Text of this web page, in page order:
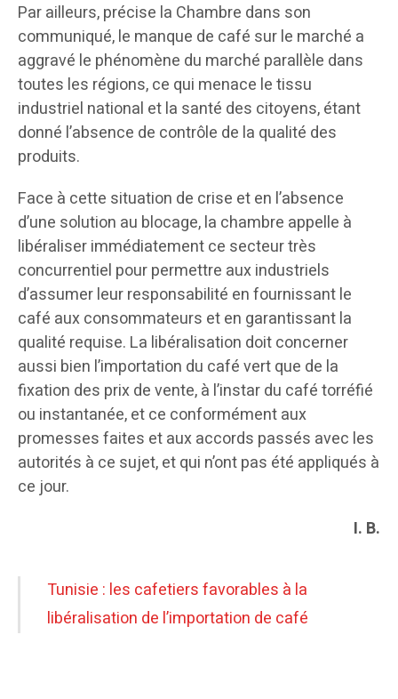
Par ailleurs, précise la Chambre dans son
communiqué, le manque de café sur le marché a
aggravé le phénomène du marché parallèle dans
toutes les régions, ce qui menace le tissu
industriel national et la santé des citoyens, étant
donné l’absence de contrôle de la qualité des
produits.
Face à cette situation de crise et en l’absence
d’une solution au blocage, la chambre appelle à
libéraliser immédiatement ce secteur très
concurrentiel pour permettre aux industriels
d’assumer leur responsabilité en fournissant le
café aux consommateurs et en garantissant la
qualité requise. La libéralisation doit concerner
aussi bien l’importation du café vert que de la
fixation des prix de vente, à l’instar du café torréfié
ou instantanée, et ce conformément aux
promesses faites et aux accords passés avec les
autorités à ce sujet, et qui n’ont pas été appliqués à
ce jour.
I. B.
Tunisie : les cafetiers favorables à la
libéralisation de l’importation de café